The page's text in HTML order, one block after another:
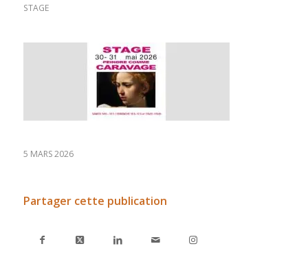
STAGE
5 MARS 2026
Partager cette publication